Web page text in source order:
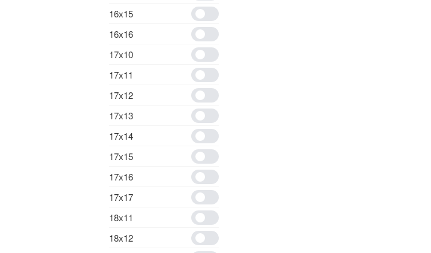
16х15
16х16
17х10
17х11
17х12
17х13
17х14
17х15
17х16
17х17
18х11
18х12